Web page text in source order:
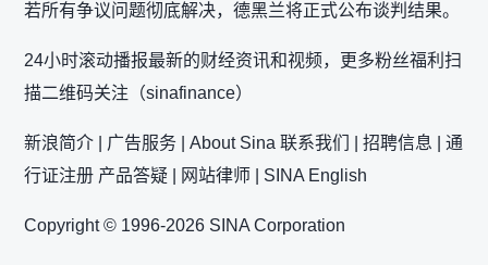
若所有争议问题彻底解决，德黑兰将正式公布谈判结果。
24小时滚动播报最新的财经资讯和视频，更多粉丝福利扫
描二维码关注（sinafinance）
新浪简介 | 广告服务 | About Sina 联系我们 | 招聘信息 | 通
行证注册 产品答疑 | 网站律师 | SINA English
Copyright © 1996-2026 SINA Corporation